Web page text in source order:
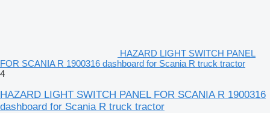
HAZARD LIGHT SWITCH PANEL
FOR SCANIA R 1900316 dashboard for Scania R truck tractor
4
HAZARD LIGHT SWITCH PANEL FOR SCANIA R 1900316
dashboard for Scania R truck tractor